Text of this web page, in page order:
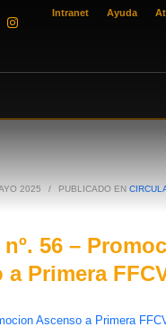
Intranet Ayuda
2025 / PUBLICADO EN
56 –
a Primera
Ascenso a Primera